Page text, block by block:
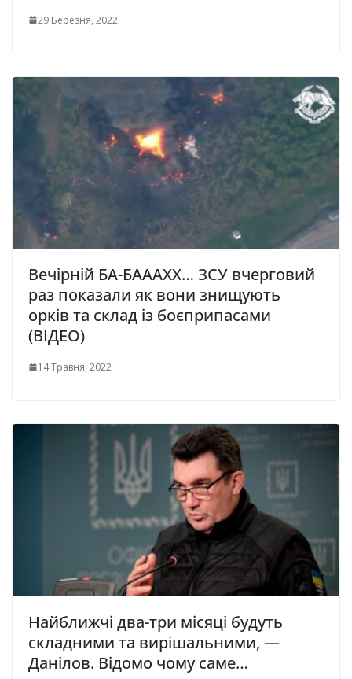
29 Березня, 2022
Вечірній БА-БАААХХ… ЗСУ вчерговий
раз показали як вони знищують
орків та склад із боєприпасами
(ВІДЕО)
14 Травня, 2022
Найближчі два-три місяці будуть
складними та вирішальними, —
Данілов. Відомо чому саме…